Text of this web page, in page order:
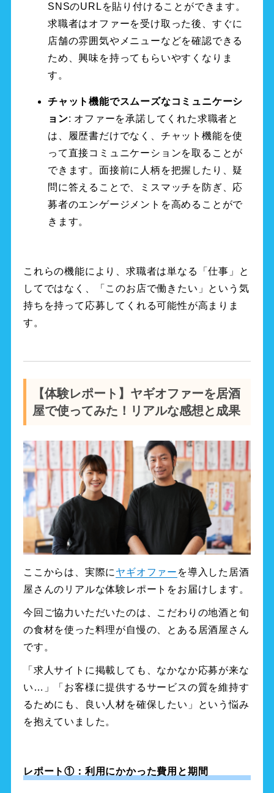
SNSのURLを貼り付けることができます。
求職者はオファーを受け取った後、すぐに
店舗の雰囲気やメニューなどを確認できる
ため、興味を持ってもらいやすくなりま
す。
チャット機能でスムーズなコミュニケーシ
ョン: オファーを承諾してくれた求職者と
は、履歴書だけでなく、チャット機能を使
って直接コミュニケーションを取ることが
できます。面接前に人柄を把握したり、疑
問に答えることで、ミスマッチを防ぎ、応
募者のエンゲージメントを高めることがで
きます。
これらの機能により、求職者は単なる「仕事」と
してではなく、「このお店で働きたい」という気
持ちを持って応募してくれる可能性が高まりま
す。
【体験レポート】ヤギオファーを居酒
屋で使ってみた！リアルな感想と成果
ここからは、実際に ヤギオファー を導入した居酒
屋さんのリアルな体験レポートをお届けします。
今回ご協力いただいたのは、こだわりの地酒と旬
の食材を使った料理が自慢の、とある居酒屋さん
です。
「求人サイトに掲載しても、なかなか応募が来な
い…」「お客様に提供するサービスの質を維持す
るためにも、良い人材を確保したい」という悩み
を抱えていました。
レポート①：利用にかかった費用と期間